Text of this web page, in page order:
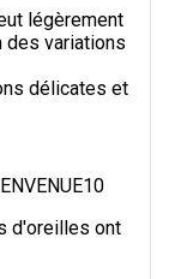
légèrement
des variations
délicates et
d'oreilles ont